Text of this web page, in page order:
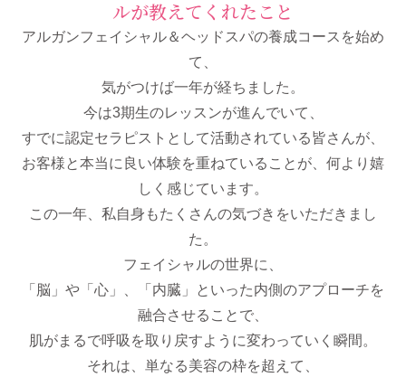
ルが教えてくれたこと
アルガンフェイシャル＆ヘッドスパの養成コースを始め
て、
気がつけば一年が経ちました。
今は3期生のレッスンが進んでいて、
すでに認定セラピストとして活動されている皆さんが、
お客様と本当に良い体験を重ねていることが、何より嬉
しく感じています。
この一年、私自身もたくさんの気づきをいただきまし
た。
フェイシャルの世界に、
「脳」や「心」、「内臓」といった内側のアプローチを
融合させることで、
肌がまるで呼吸を取り戻すように変わっていく瞬間。
それは、単なる美容の枠を超えて、